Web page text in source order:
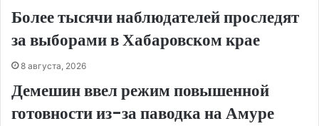
Более тысячи наблюдателей проследят
за выборами в Хабаровском крае
8 августа, 2026
Демешин ввел режим повышенной
готовности из-за паводка на Амуре